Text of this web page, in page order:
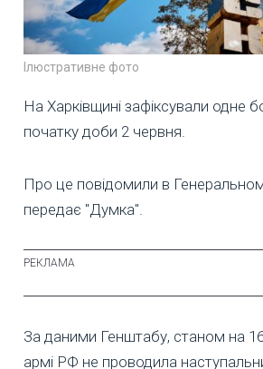
Ілюстративне фото
На Харківщині зафіксували одне
початку доби 2 червня.
Про це повідомили в
передає "Думка".
За даними Генштабу, станом на
армі РФ не проводила